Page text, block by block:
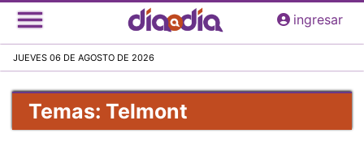
Pasar
al
principal
ingresar
JUEVES 06 DE AGOSTO DE 2026
Temas: Telmont